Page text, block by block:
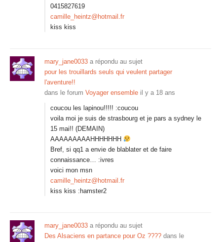
0415827619
camille_heintz@hotmail.fr
kiss kiss
mary_jane0033 a répondu au sujet
pour les trouillards seuls qui veulent partager
l'aventure!!
dans le forum Voyager ensemble il y a 18 ans
coucou les lapinou!!!!! :coucou
voila moi je suis de strasbourg et je pars a sydney le
15 mai!! (DEMAIN)
AAAAAAAAAHHHHHHH
Bref, si qq1 a envie de blablater et de faire
connaissance… :ivres
voici mon msn
camille_heintz@hotmail.fr
kiss kiss :hamster2
mary_jane0033 a répondu au sujet
Des Alsaciens en partance pour Oz ???? dans le